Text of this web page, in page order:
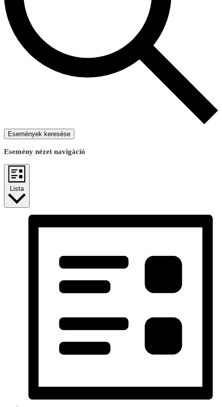
Események keresése
Esemény nézet navigáció
Lista